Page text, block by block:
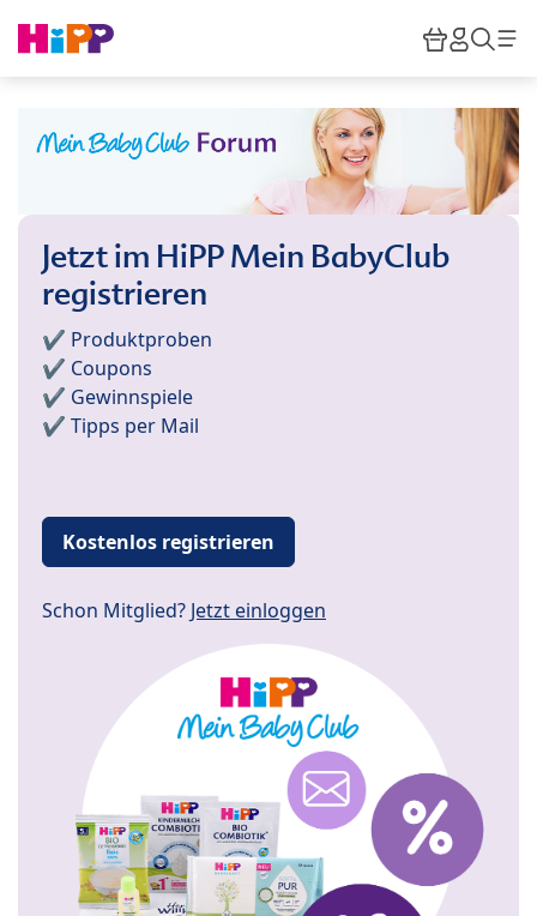
HiPP
Jetzt im HiPP Mein BabyClub
registrieren
✔️ Produktproben
✔️ Coupons
✔️ Gewinnspiele
✔️ Tipps per Mail
Kostenlos registrieren
Schon Mitglied? Jetzt einloggen